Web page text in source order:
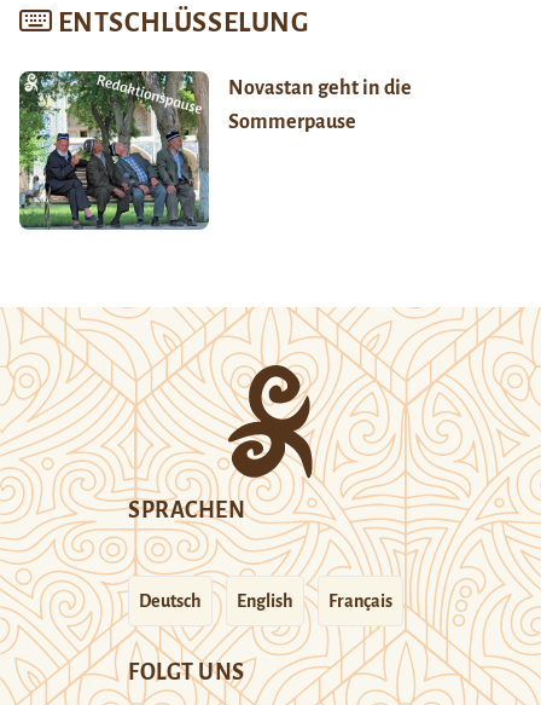
ENTSCHLÜSSELUNG
Novastan geht in die
Sommerpause
SPRACHEN
Deutsch English Français
FOLGT UNS